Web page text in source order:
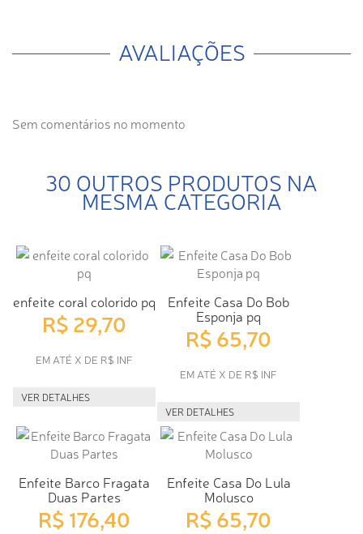
AVALIAÇÕES
Sem comentários no momento
30 OUTROS PRODUTOS NA
MESMA CATEGORIA
enfeite coral colorido pq
R$ 29,70
EM ATÉ X DE R$ INF
VER DETALHES
Enfeite Casa Do Bob
Esponja pq
R$ 65,70
EM ATÉ X DE R$ INF
VER DETALHES
Enfeite Barco Fragata
Duas Partes
R$ 176,40
Enfeite Casa Do Lula
Molusco
R$ 65,70